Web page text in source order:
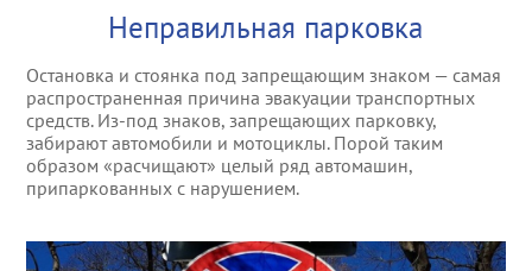
Эвакуация
Эвакуация
Неправильная парковка
Остановка и стоянка под запрещающим знаком — самая
распространенная причина эвакуации транспортных
средств. Из-под знаков, запрещающих парковку,
забирают автомобили и мотоциклы. Порой таким
образом «расчищают» целый ряд автомашин,
припаркованных с нарушением.